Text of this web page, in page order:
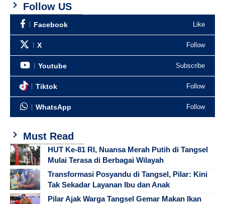
Follow US
Facebook Like
X Follow
Youtube Subscribe
Tiktok Follow
WhatsApp Follow
Must Read
HUT Ke-81 RI, Nuansa Merah Putih di Tangsel
Mulai Terasa di Berbagai Wilayah
Transformasi Posyandu di Tangsel, Pilar: Kini
Tak Sekadar Layanan Ibu dan Anak
Pilar Ajak Warga Tangsel Gemar Makan Ikan